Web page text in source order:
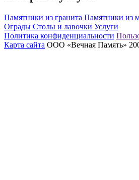
Памятники из гранита Памятники из
Ограды Столы и лавочки Услуги
Политика конфиденциальности
Карта сайта ООО «Вечная Память»